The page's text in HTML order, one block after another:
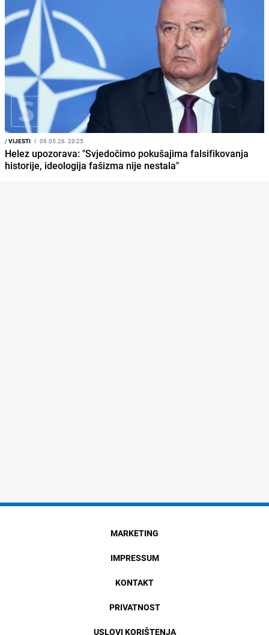
/VIJESTI I 09.05.26. 20:25
Helez upozorava: "Svjedočimo pokušajima falsifikovanja
historije, ideologija fašizma nije nestala"
MARKETING
IMPRESSUM
KONTAKT
PRIVATNOST
USLOVI KORIŠTENJA